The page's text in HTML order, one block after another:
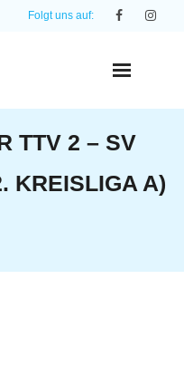
Folgt uns auf:
TTV 2 – SV
KREISLIGA A)